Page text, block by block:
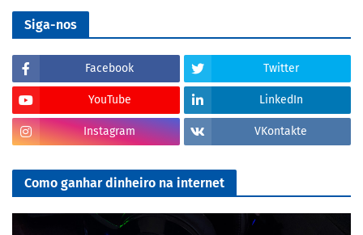
Siga-nos
Facebook Twitter
YouTube LinkedIn
Instagram VKontakte
Como ganhar dinheiro na internet